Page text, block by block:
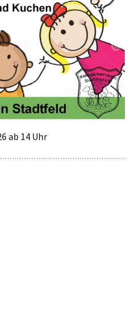
ab 14 Uhr